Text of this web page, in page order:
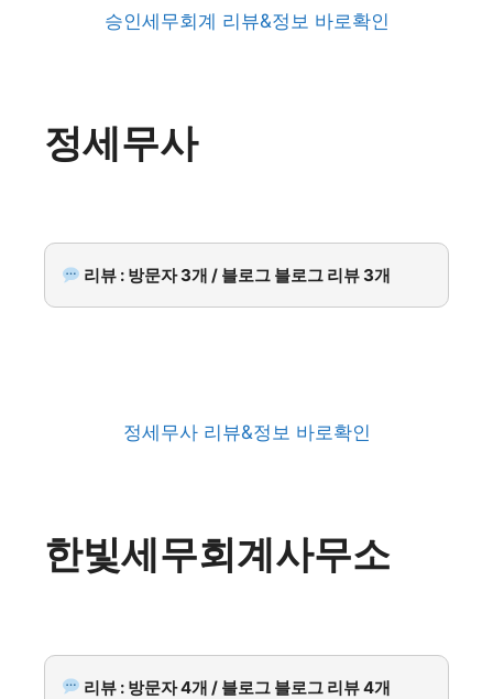
승인세무회계 리뷰&정보 바로확인
정세무사
리뷰 : 방문자 3개 / 블로그 블로그 리뷰 3개
정세무사 리뷰&정보 바로확인
한빛세무회계사무소
리뷰 : 방문자 4개 / 블로그 블로그 리뷰 4개